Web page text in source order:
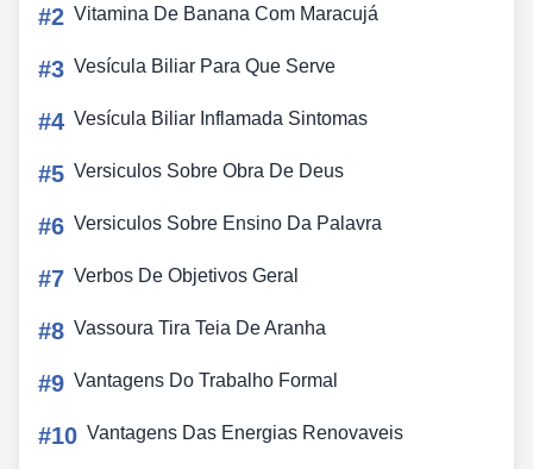
#2 Vitamina De Banana Com Maracujá
#3 Vesícula Biliar Para Que Serve
#4 Vesícula Biliar Inflamada Sintomas
#5 Versiculos Sobre Obra De Deus
#6 Versiculos Sobre Ensino Da Palavra
#7 Verbos De Objetivos Geral
#8 Vassoura Tira Teia De Aranha
#9 Vantagens Do Trabalho Formal
#10 Vantagens Das Energias Renovaveis